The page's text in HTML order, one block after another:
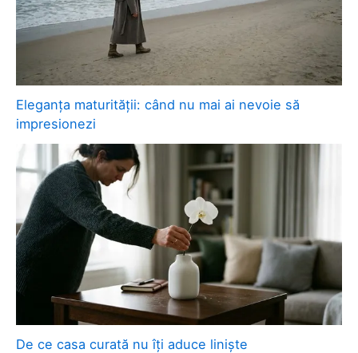
Eleganța maturității: când nu mai ai nevoie să
impresionezi
De ce casa curată nu îți aduce liniște